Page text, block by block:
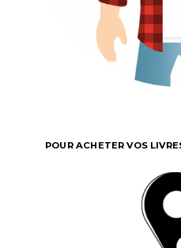
POUR ACHETER VOS